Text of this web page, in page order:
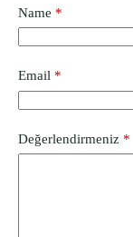
Name *
Email *
Değerlendirmeniz *